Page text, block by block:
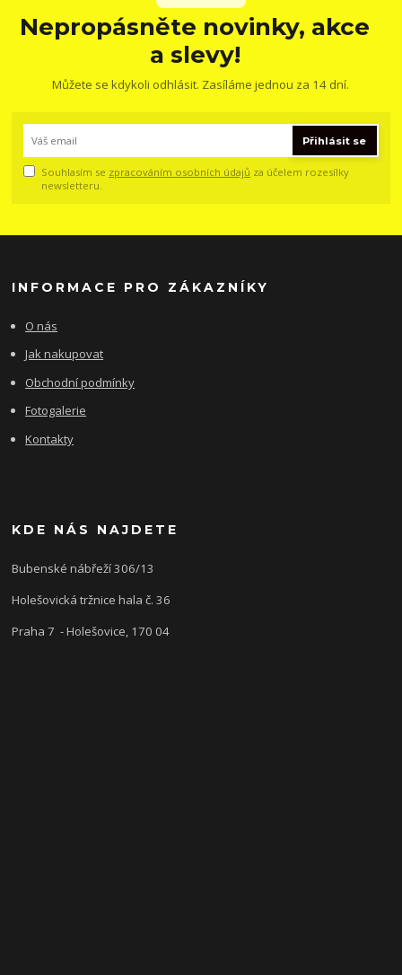
Nepropásněte novinky, akce
a slevy!
Můžete se kdykoli odhlásit. Zasíláme jednou za 14 dní.
Přihlásit se
Souhlasím se zpracováním osobních údajů za účelem rozesílky
newsletteru.
INFORMACE PRO ZÁKAZNÍKY
O nás
Jak nakupovat
Obchodní podmínky
Fotogalerie
Kontakty
KDE NÁS NAJDETE
Bubenské nábřeží 306/13
Holešovická tržnice hala č. 36
Praha 7 - Holešovice, 170 04